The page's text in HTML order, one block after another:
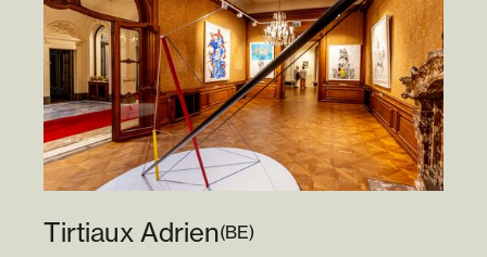
Tirtiaux Adrien(BE)